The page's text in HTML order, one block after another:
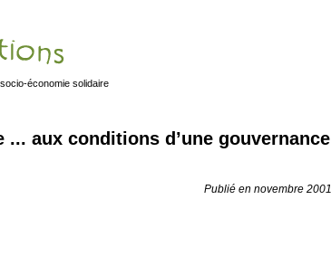
économie solidaire
... aux conditions d’une gouvernance
Publié en novembre 2001